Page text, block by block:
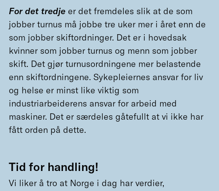
For det tredje er det fremdeles slik at de som
jobber turnus må jobbe tre uker mer i året enn de
som jobber skiftordninger. Det er i hovedsak
kvinner som jobber turnus og menn som jobber
skift. Det gjør turnusordningene mer belastende
enn skiftordningene. Sykepleiernes ansvar for liv
og helse er minst like viktig som
industriarbeiderens ansvar for arbeid med
maskiner. Det er særdeles gåtefullt at vi ikke har
fått orden på dette.
Tid for handling!
Vi liker å tro at Norge i dag har verdier,